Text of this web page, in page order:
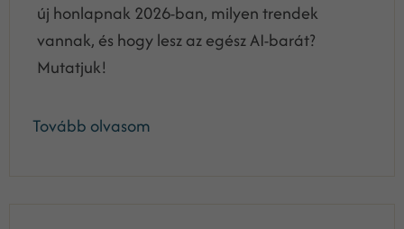
új honlapnak 2026-ban, milyen trendek
vannak, és hogy lesz az egész AI-barát?
Mutatjuk!
Tovább olvasom